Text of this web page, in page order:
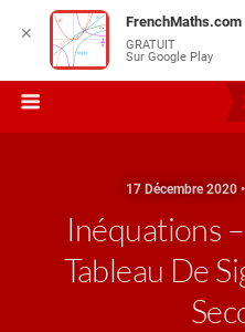
17 Décembre 2020
Inéquations
Tableau De
✕
FrenchMaths.com
GRATUIT
Sur Google Play